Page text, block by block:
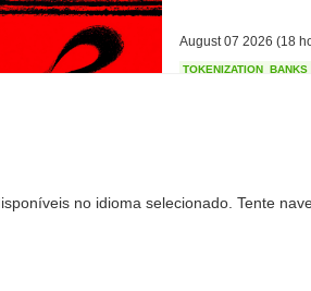
August 07 2026 (18
TOKENIZATION BANKS
STABLECOIN JAPAN
no idioma selecionado. Tente